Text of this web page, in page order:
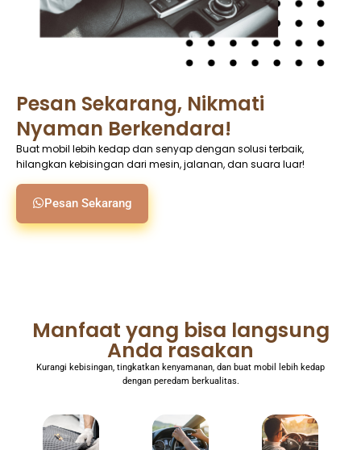
Pesan Sekarang, Nikmati
Nyaman Berkendara!
Buat mobil lebih kedap dan senyap dengan solusi terbaik,
hilangkan kebisingan dari mesin, jalanan, dan suara luar!
Pesan Sekarang
Manfaat yang bisa langsung
Anda rasakan
Kurangi kebisingan, tingkatkan kenyamanan, dan buat mobil lebih kedap
dengan peredam berkualitas.